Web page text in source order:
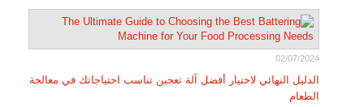
02/07/2024
الدليل النهائي لاختيار أفضل آلة تعجين تناسب احتياجاتك في معالجة
الطعام